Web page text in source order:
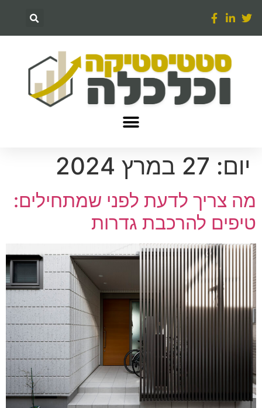
יום: 27 במרץ 2024
מה צריך לדעת לפני שמתחילים:
טיפים להרכבת גדרות